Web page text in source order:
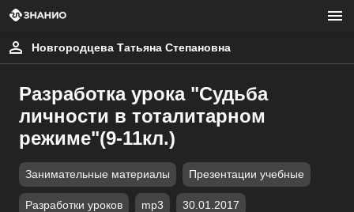
Новгородцева Татьяна Степановна
Разработка урока "Судьба
личности в тоталитарном
режиме"(9-11кл.)
Занимательные материалы Презентации учебные
Разработки уроков mp3 30.01.2017